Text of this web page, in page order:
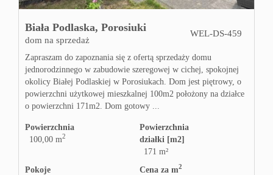
Biała Podlaska, Porosiuki
dom na sprzedaż
WEL-DS-459
Zapraszam do zapoznania się z ofertą sprzedaży domu
jednorodzinnego w zabudowie szeregowej w cichej, spokojnej
okolicy Białej Podlaskiej w Porosiukach. Dom jest piętrowy, o
powierzchni użytkowej mieszkalnej 100m2 położony na działce
o powierzchni 171m2. Dom gotowy ...
Powierzchnia
100,00 m2
Powierzchnia
działki [m2]
171 m²
Pokoje
Cena za m2